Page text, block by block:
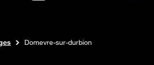
Domevre-sur-durbion